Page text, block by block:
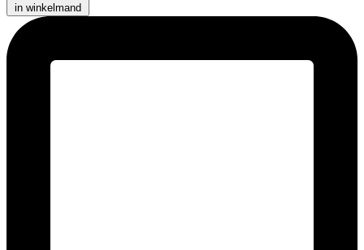
in winkelmand